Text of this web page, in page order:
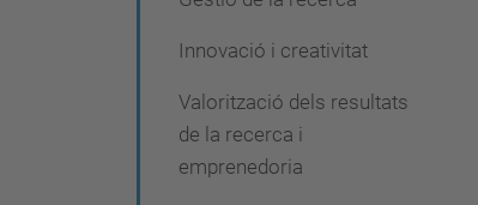
Innovació i creativitat
Valorització dels resultats
de la recerca i
emprenedoria